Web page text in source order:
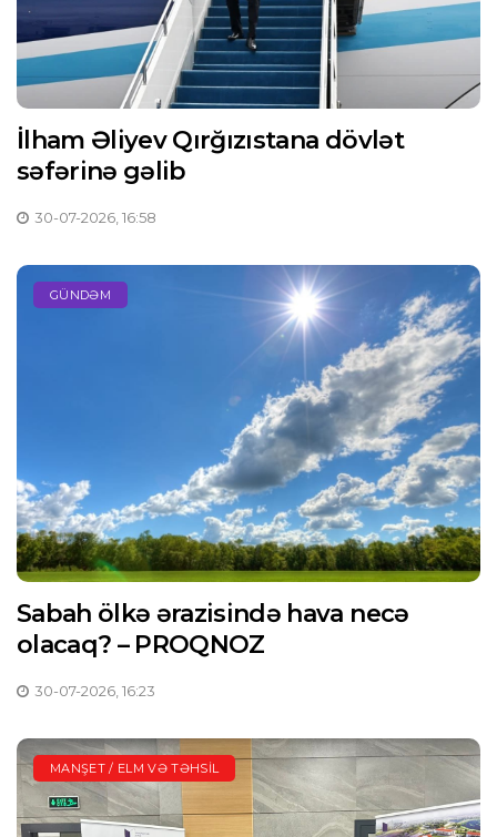
İlham Əliyev Qırğızıstana dövlət
səfərinə gəlib
30-07-2026, 16:58
GÜNDƏM
Sabah ölkə ərazisində hava necə
olacaq? – PROQNOZ
30-07-2026, 16:23
MANŞET / ELM VƏ TƏHSIL